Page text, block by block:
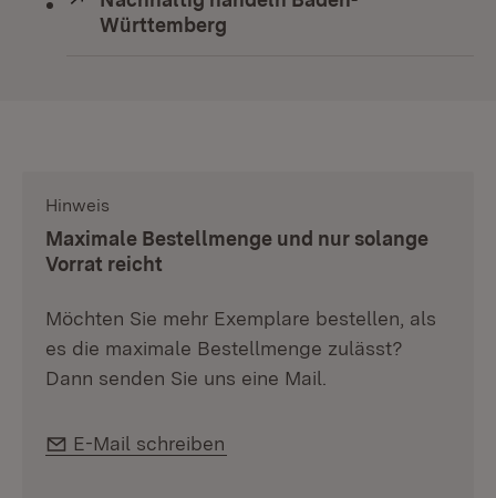
Württemberg
Hinweis
Maximale Bestellmenge und nur solange
Vorrat reicht
Möchten Sie mehr Exemplare bestellen, als
es die maximale Bestellmenge zulässt?
Dann senden Sie uns eine Mail.
E-Mail:
E-Mail schreiben